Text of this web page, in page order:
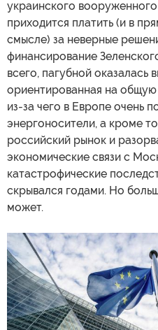
украинского
приходится платить (и в
смысле) за неверные
финансирование
всего, пагубной оказалась
ориентированная на
из-за чего в Европе очень
энергоносители, а кроме
российский рынок и
экономические связи с
катастрофические
скрывался годами. Но
может.